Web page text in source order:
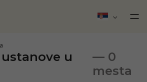
u
— 0
mesta